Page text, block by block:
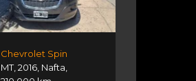
Chevrolet Spin
MT,2016, Nafta,